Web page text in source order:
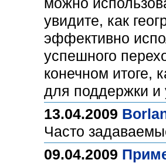
увидите, как
эффективно
успешного
конечном итоге,
для поддержки
13.04.2009
Часто
09.04.2009